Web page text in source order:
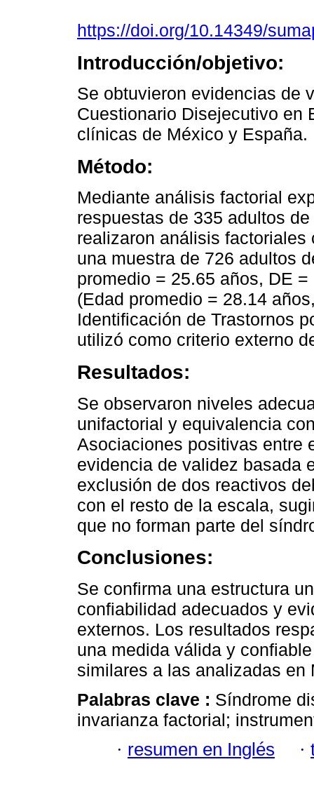
https://doi.org/10.14349/
Introducción/objetivo:
Se obtuvieron evidencias de
Cuestionario Disejecutivo en
clínicas de México y España.
Método:
Mediante análisis factorial
respuestas de 335 adultos
realizaron análisis
una muestra de 726 adultos
promedio = 25.65 años, DE
(Edad promedio = 28.14
Identificación de Trastornos
utilizó como criterio externo
Resultados:
Se observaron niveles
unifactorial y equivalencia
Asociaciones positivas entre
evidencia de validez basada
exclusión de dos reactivos
con el resto de la escala,
que no forman parte del
Conclusiones:
Se confirma una estructura
confiabilidad adecuados y
externos. Los resultados
una medida válida y
similares a las analizadas en
Palabras clave : Síndrome
invarianza factorial;
· resumen en Inglés ·